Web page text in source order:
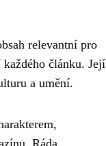
relevantní pro
článku. Její
a umění.
Ráda